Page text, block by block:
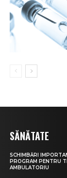
SĂNĂTATE
SCHIMBĂRI
PROGRAM PENTRU
AMBULATORIU